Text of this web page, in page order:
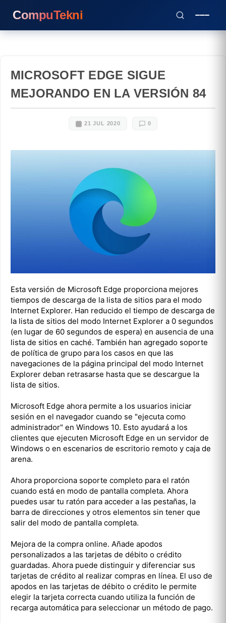
CompuTekni
MICROSOFT EDGE SIGUE
MEJORANDO EN LA VERSIÓN 84
21 JUL 2020 0
Esta versión de Microsoft Edge proporciona mejores
tiempos de descarga de la lista de sitios para el modo
Internet Explorer. Han reducido el tiempo de descarga de
la lista de sitios del modo Internet Explorer a 0 segundos
(en lugar de 60 segundos de espera) en ausencia de una
lista de sitios en caché. También han agregado soporte
de política de grupo para los casos en que las
navegaciones de la página principal del modo Internet
Explorer deban retrasarse hasta que se descargue la
lista de sitios.
Microsoft Edge ahora permite a los usuarios iniciar
sesión en el navegador cuando se "ejecuta como
administrador" en Windows 10. Esto ayudará a los
clientes que ejecuten Microsoft Edge en un servidor de
Windows o en escenarios de escritorio remoto y caja de
arena.
Ahora proporciona soporte completo para el ratón
cuando está en modo de pantalla completa. Ahora
puedes usar tu ratón para acceder a las pestañas, la
barra de direcciones y otros elementos sin tener que
salir del modo de pantalla completa.
Mejora de la compra online. Añade apodos
personalizados a las tarjetas de débito o crédito
guardadas. Ahora puede distinguir y diferenciar sus
tarjetas de crédito al realizar compras en línea. El uso de
apodos en las tarjetas de débito o crédito le permite
elegir la tarjeta correcta cuando utiliza la función de
recarga automática para seleccionar un método de pago.